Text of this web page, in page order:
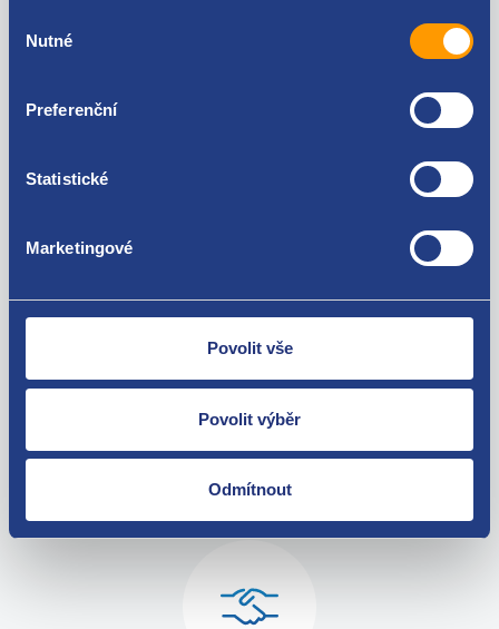
souhlasu
Nutné
Preferenční
Statistické
Marketingové
Povolit vše
Povolit výběr
Odmítnout
Nejste spokojeni? Vyřešíme to!
zakoupení. Nebo vám pošleme náhradu.
Máme tisíce spokojených zákazníků.
Podívejte se na jejichrecenze.